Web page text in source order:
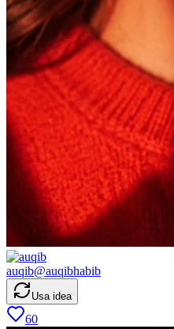
auqib@auqibhabib
Usa idea
60